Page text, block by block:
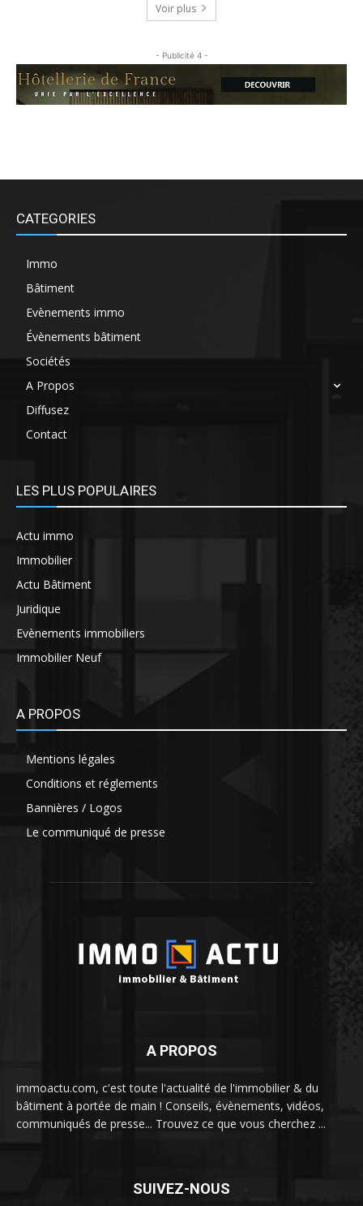
Voir plus
- Publicité 4 -
CATEGORIES
Immo
Bâtiment
Evènements immo
Évènements bâtiment
Sociétés
A Propos
Diffusez
Contact
LES PLUS POPULAIRES
Actu immo
Immobilier
Actu Bâtiment
Juridique
Evènements immobiliers
Immobilier Neuf
A PROPOS
Mentions légales
Conditions et réglements
Bannières / Logos
Le communiqué de presse
A PROPOS
immoactu.com, c'est toute l'actualité de l'immobilier & du
bâtiment à portée de main ! Conseils, évènements, vidéos,
communiqués de presse... Trouvez ce que vous cherchez ...
SUIVEZ-NOUS